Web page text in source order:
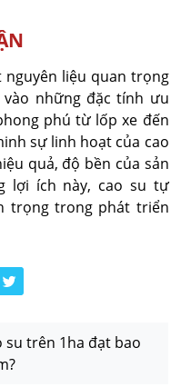
liệu quan trọng
những đặc tính ưu
phú từ lốp xe đến
sự linh hoạt của cao
quả, độ bền của sản
lợi ích này, cao su tự
trọng trong phát triển
su trên 1ha đạt bao